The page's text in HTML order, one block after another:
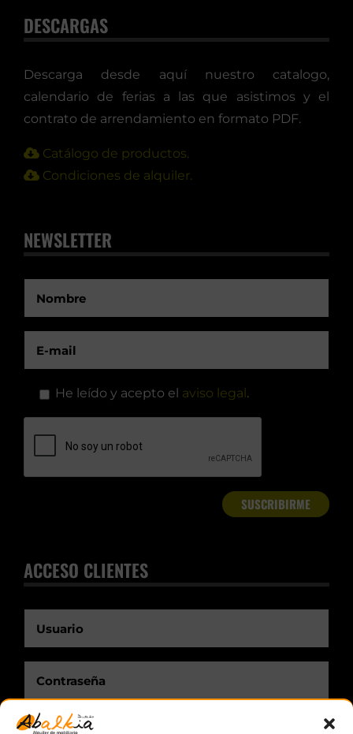
DESCARGAS
Descarga desde aquí nuestro catalogo,
calendario de ferias a las que asistimos y el
contrato de arrendamiento en formato PDF.
Catálogo de productos.
Condiciones de alquiler.
NEWSLETTER
He leído y acepto el aviso legal .
ACCESO CLIENTES
Recuérdame.